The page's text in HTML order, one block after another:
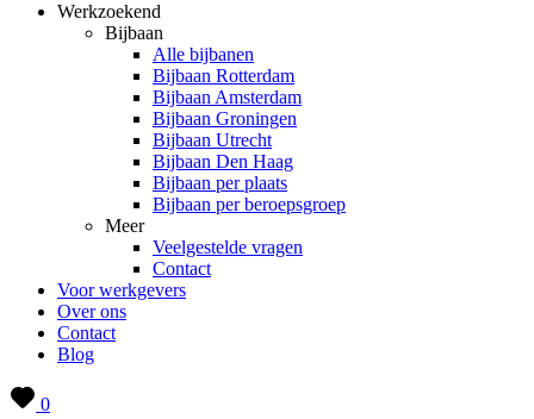
Werkzoekend
Bijbaan
Alle bijbanen
Bijbaan Rotterdam
Bijbaan Amsterdam
Bijbaan Groningen
Bijbaan Utrecht
Bijbaan Den Haag
Bijbaan per plaats
Bijbaan per beroepsgroep
Meer
Veelgestelde vragen
Contact
Voor werkgevers
Over ons
Contact
Blog
0